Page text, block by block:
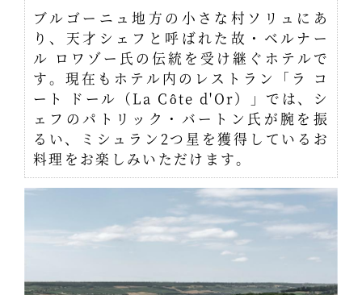
ブルゴーニュ地方の小さな村ソリュにあ
り、天才シェフと呼ばれた故・ベルナー
ル ロワゾー氏の伝統を受け継ぐホテルで
す。現在もホテル内のレストラン「ラ コ
ート ドール（La Côte d'Or）」では、シ
ェフのパトリック・バートン氏が腕を振
るい、ミシュラン2つ星を獲得しているお
料理をお楽しみいただけます。